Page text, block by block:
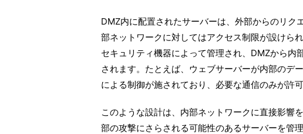
DMZ内に配置されたサーバーは、外部からのリク
部ネットワークに対してはアクセス制限が設けら
セキュリティ機器によって管理され、DMZから内
されます。たとえば、ウェブサーバーが内部のデ
による制御が施されており、必要な通信のみが許
このような設計は、内部ネットワークに直接影響
部の攻撃にさらされる可能性のあるサーバーを管